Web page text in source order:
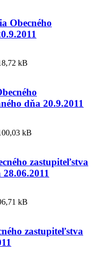
Obecného
kB
dňa 20.9.2011
kB
zastupiteľstva
kB
zastupiteľstva